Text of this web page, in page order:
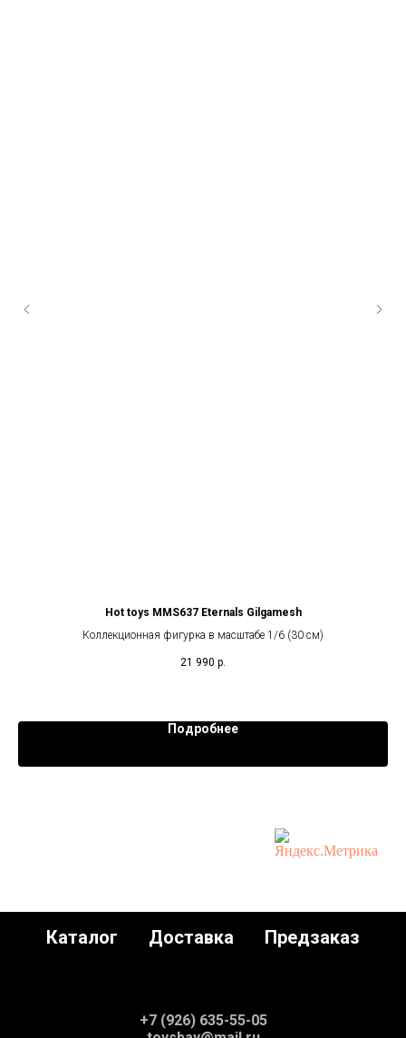
Hot toys MMS637 Eternals Gilgamesh
Коллекционная фигурка в масштабе 1/6 (30 см)
21 990 р.
Подробнее
Каталог Доставка Предзаказ
+7 (926) 635-55-05